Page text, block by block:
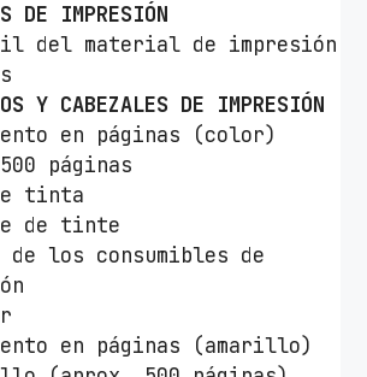
DE IMPRESIÓN
del material de impresión
Y CABEZALES DE IMPRESIÓN
en páginas (color)
páginas
tinta
de tinte
de los consumibles de
en páginas (amarillo)